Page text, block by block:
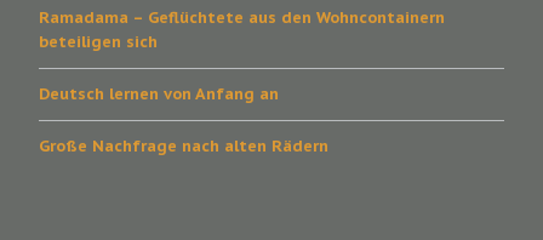
Ramadama – Geflüchtete aus den Wohncontainern
beteiligen sich
Deutsch lernen von Anfang an
Große Nachfrage nach alten Rädern